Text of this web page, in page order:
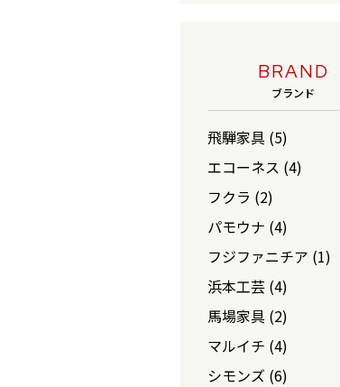
BRAND
ブランド
飛騨家具 (5)
エコーネス (4)
フクラ (2)
パモウナ (4)
フジファニチア (1)
浜本工芸 (4)
馬場家具 (2)
マルイチ (4)
シモンズ (6)